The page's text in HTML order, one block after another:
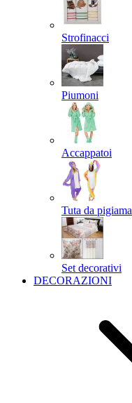
Strofinacci
Piumoni
Accappatoi
Tuta da pigiama
Set decorativi
DECORAZIONI